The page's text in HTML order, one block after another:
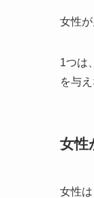
女性
1つは
を与
女性
女性